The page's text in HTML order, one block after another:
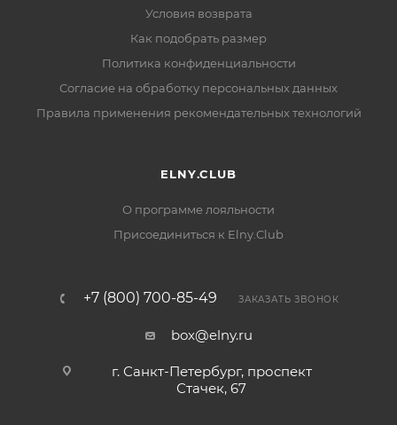
Условия возврата
Как подобрать размер
Политика конфиденциальности
Согласие на обработку персональных данных
Правила применения рекомендательных технологий
ELNY.CLUB
О программе лояльности
Присоединиться к Elny.Club
+7 (800) 700-85-49 ЗАКАЗАТЬ ЗВОНОК
box@elny.ru
г. Санкт-Петербург, проспект
Стачек, 67